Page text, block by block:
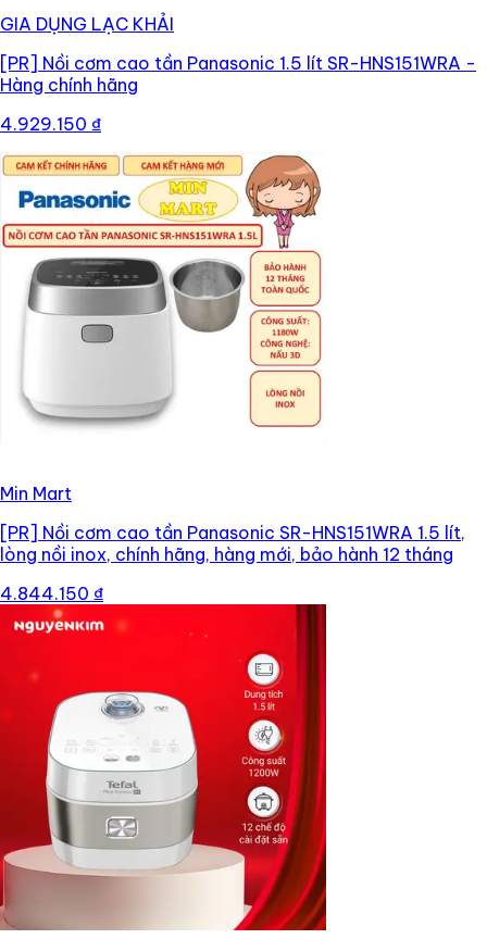
GIA DỤNG LẠC KHẢI
[PR] Nồi cơm cao tần Panasonic 1.5 lít SR-HNS151WRA -
Hàng chính hãng
4.929.150 ₫
Min Mart
[PR] Nồi cơm cao tần Panasonic SR-HNS151WRA 1.5 lít,
lòng nồi inox, chính hãng, hàng mới, bảo hành 12 tháng
4.844.150 ₫